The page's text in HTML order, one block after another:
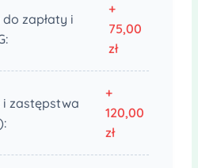
zapłaty i
+
75,00
zł
i zastępstwa
+
120,00
zł